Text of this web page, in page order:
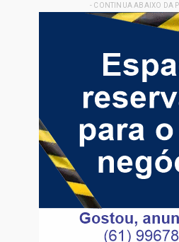
- CONTINUA ABAIXO DA